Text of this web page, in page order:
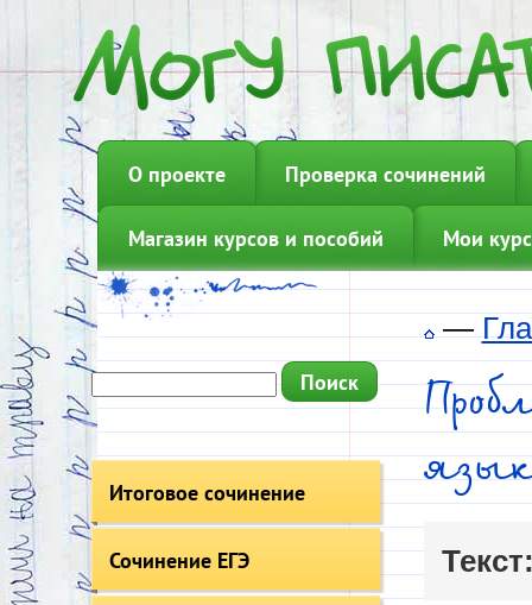
О проекте Проверка сочинений
Магазин курсов и пособий Мои
Итоговое сочинение
Сочинение ЕГЭ
—